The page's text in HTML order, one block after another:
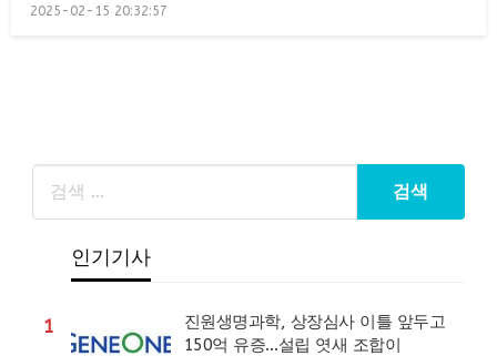
Posted
2025-02-15 20:32:57
인기기사
1
진원생명과학, 상장심사 이틀 앞두고
150억 유증…설립 엿새 조합이